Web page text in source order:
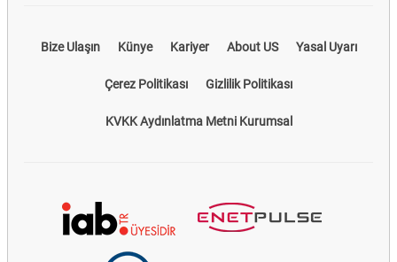
Bize Ulaşın Künye Kariyer About US Yasal Uyarı
Çerez Politikası Gizlilik Politikası
KVKK Aydınlatma Metni Kurumsal